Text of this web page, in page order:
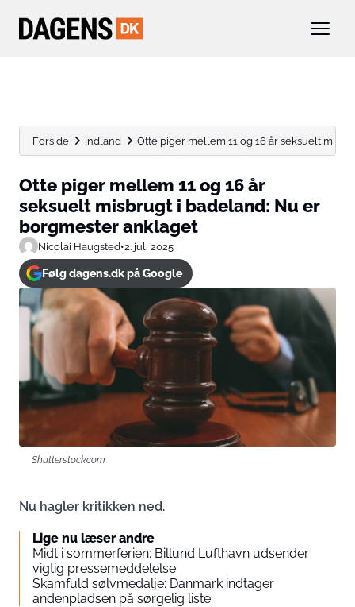
Forside Indland Otte piger mellem 11 og 16 år seksuelt
Otte piger mellem 11 og 16 år
seksuelt misbrugt i badeland: Nu er
borgmester anklaget
Nicolai Haugsted•2. juli 2025
Følg dagens.dk på Google
Shutterstock.com
Nu hagler kritikken ned.
Lige nu læser andre
Midt i sommerferien: Billund Lufthavn udsender
vigtig pressemeddelelse
Skamfuld sølvmedalje: Danmark indtager
andenpladsen på sørgelig liste